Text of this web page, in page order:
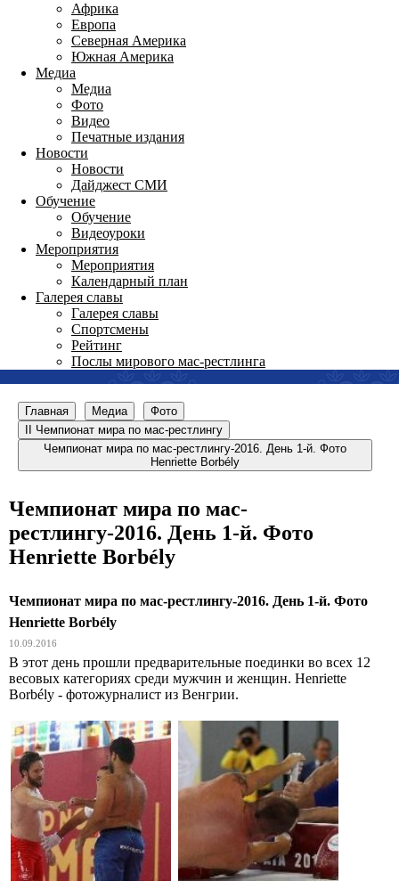
Африка
Европа
Северная Америка
Южная Америка
Медиа
Медиа
Фото
Видео
Печатные издания
Новости
Новости
Дайджест СМИ
Обучение
Обучение
Видеоуроки
Мероприятия
Мероприятия
Календарный план
Галерея славы
Галерея славы
Спортсмены
Рейтинг
Послы мирового мас-рестлинга
Главная Медиа
Фото
II Чемпионат мира по мас-рестлингу
Чемпионат мира по мас-рестлингу-2016. День 1-й. Фото
Henriette Borbély
Чемпионат мира по мас-
рестлингу-2016. День 1-й. Фото
Henriette Borbély
Чемпионат мира по мас-рестлингу-2016. День 1-й. Фото
Henriette Borbély
10.09.2016
В этот день прошли предварительные поединки во всех 12
весовых категориях среди мужчин и женщин. Henriette
Borbély - фотожурналист из Венгрии.